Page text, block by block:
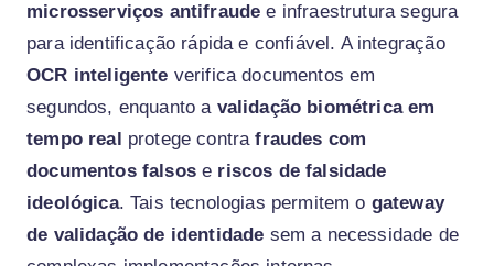
microsserviços antifraude e infraestrutura segura
para identificação rápida e confiável. A integração
OCR inteligente verifica documentos em
segundos, enquanto a validação biométrica em
tempo real protege contrafraudes com
documentos falsose riscos de falsidade
ideológica. Tais tecnologias permitem o gateway
de validação de identidade sem a necessidade de